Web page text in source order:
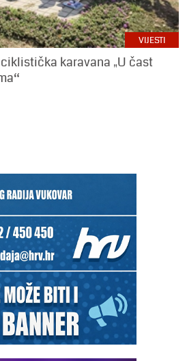
VIJESTI
karavana „U čast